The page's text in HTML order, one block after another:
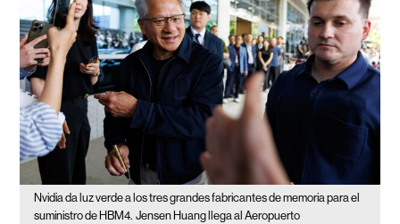
Nvidia da luz verde a los tres grandes fabricantes de memoria para el
suministro de HBM4. Jensen Huang llega al Aeropuerto